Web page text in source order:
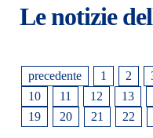
Le notizie
precedente 1 2
10
11 12 13
19
20 21 22